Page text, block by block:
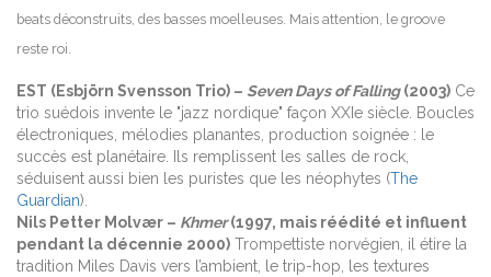
beats déconstruits, des basses moelleuses. Mais attention, le groove
reste roi.
EST (Esbjörn Svensson Trio) – Seven Days of Falling(2003) Ce
trio suédois invente le "jazz nordique" façon XXIe siècle. Boucles
électroniques, mélodies planantes, production soignée : le
succès est planétaire. Ils remplissent les salles de rock,
séduisent aussi bien les puristes que les néophytes (The
Guardian).
Nils Petter Molvær – Khmer(1997, mais réédité et influent
pendant la décennie 2000) Trompettiste norvégien, il étire la
tradition Miles Davis vers l’ambient, le trip-hop, les textures